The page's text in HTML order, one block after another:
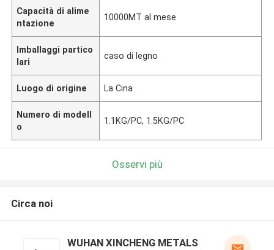
Capacità di alime
ntazione
10000MT al mese
Imballaggi partico
lari
caso di legno
Luogo di origine La Cina
Numero di modell
o
1.1KG/PC, 1.5KG/PC
Osservi più
Circa noi
WUHAN XINCHENG METALS